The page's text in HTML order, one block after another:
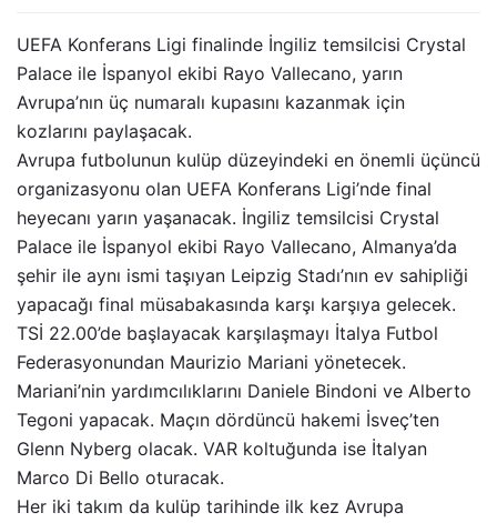
UEFA Konferans Ligi finalinde İngiliz temsilcisi Crystal
Palace ile İspanyol ekibi Rayo Vallecano, yarın
Avrupa’nın üç numaralı kupasını kazanmak için
kozlarını paylaşacak.
Avrupa futbolunun kulüp düzeyindeki en önemli üçüncü
organizasyonu olan UEFA Konferans Ligi’nde final
heyecanı yarın yaşanacak. İngiliz temsilcisi Crystal
Palace ile İspanyol ekibi Rayo Vallecano, Almanya’da
şehir ile aynı ismi taşıyan Leipzig Stadı’nın ev sahipliği
yapacağı final müsabakasında karşı karşıya gelecek.
TSİ 22.00’de başlayacak karşılaşmayı İtalya Futbol
Federasyonundan Maurizio Mariani yönetecek.
Mariani’nin yardımcılıklarını Daniele Bindoni ve Alberto
Tegoni yapacak. Maçın dördüncü hakemi İsveç’ten
Glenn Nyberg olacak. VAR koltuğunda ise İtalyan
Marco Di Bello oturacak.
Her iki takım da kulüp tarihinde ilk kez Avrupa